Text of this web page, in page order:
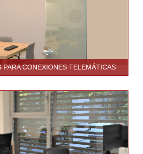
PARA CONEXIONES TELEMÁTICAS